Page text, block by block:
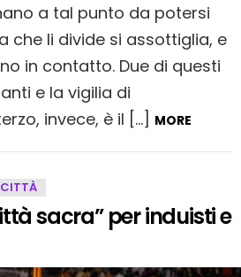
a tal punto da potersi
che li divide si assottiglia, e
in contatto. Due di questi
e la vigilia di
invece, è il […] MORE
CITTÀ
sacra” per induisti e